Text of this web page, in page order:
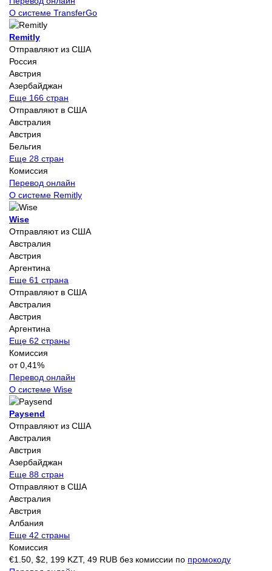
О системе TransferGo
Remitly
Отправляют из США
Россия
Австрия
Азербайджан
Еще 166 стран
Отправляют в США
Австралия
Австрия
Бельгия
Еще 28 стран
Комиссия
Перевод онлайн
О системе Remitly
Wise
Отправляют из США
Австралия
Австрия
Аргентина
Еще 61 страна
Отправляют в США
Австралия
Австрия
Аргентина
Еще 62 страны
Комиссия
от 0,41%
Перевод онлайн
О системе Wise
Paysend
Отправляют из США
Австралия
Австрия
Азербайджан
Еще 88 стран
Отправляют в США
Австралия
Австрия
Албания
Еще 42 страны
Комиссия
€1.50, $2, 199 KZT, 49 RUB без комиссии по промокоду